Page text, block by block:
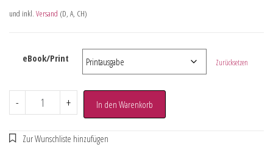
und inkl. Versand (D, A, CH)
eBook/Print Zurücksetzen
- + In den Warenkorb